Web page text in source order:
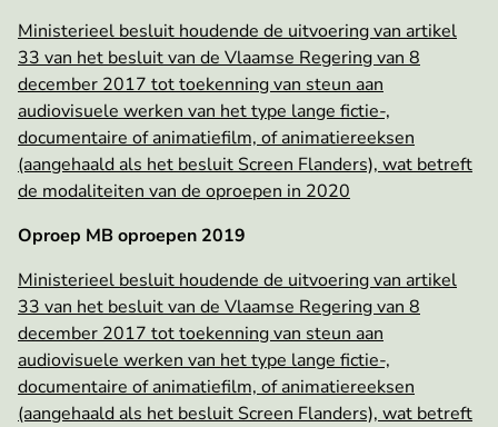
Ministerieel besluit houdende de uitvoering van artikel
33 van het besluit van de Vlaamse Regering van 8
december 2017 tot toekenning van steun aan
audiovisuele werken van het type lange fictie-,
documentaire of animatiefilm, of animatiereeksen
(aangehaald als het besluit Screen Flanders), wat betreft
de modaliteiten van de oproepen in 2020
Oproep MB oproepen 2019
Ministerieel besluit houdende de uitvoering van artikel
33 van het besluit van de Vlaamse Regering van 8
december 2017 tot toekenning van steun aan
audiovisuele werken van het type lange fictie-,
documentaire of animatiefilm, of animatiereeksen
(aangehaald als het besluit Screen Flanders), wat betreft